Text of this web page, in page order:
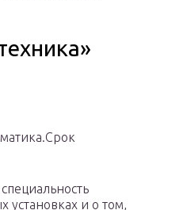
установках и о том,